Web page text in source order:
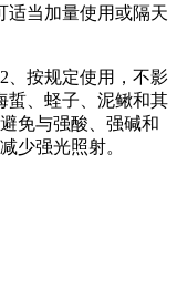
适当加量使用或隔天
按规定使用，不影
蜇、蛏子、泥鳅和其
免与强酸、强碱和
少强光照射。